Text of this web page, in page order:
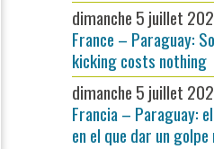
dimanche 5 juillet
France – Paraguay:
kicking costs nothing
dimanche 5 juillet
Francia – Paraguay:
en el que dar un